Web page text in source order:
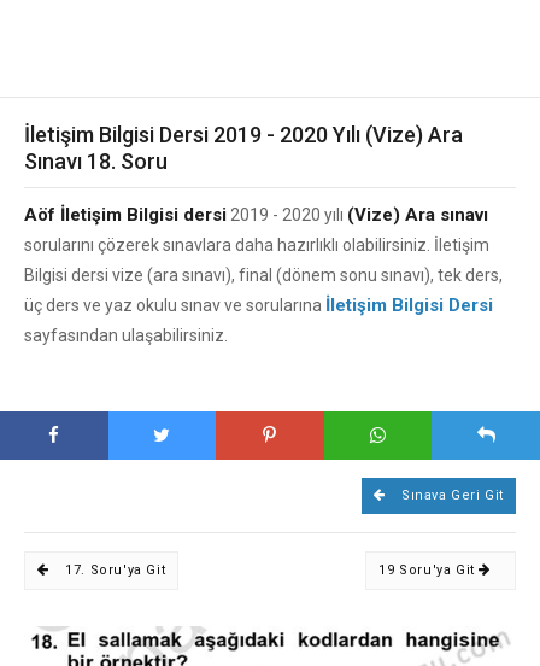
İletişim Bilgisi Dersi 2019 - 2020 Yılı (Vize) Ara
Sınavı 18. Soru
Aöf İletişim Bilgisi dersi 2019 - 2020 yılı (Vize) Ara sınavı
sorularını çözerek sınavlara daha hazırlıklı olabilirsiniz. İletişim
Bilgisi dersi vize (ara sınavı), final (dönem sonu sınavı), tek ders,
üç ders ve yaz okulu sınav ve sorularına İletişim Bilgisi Dersi
sayfasından ulaşabilirsiniz.
Sınava Geri Git
17. Soru'ya Git 19 Soru'ya Git